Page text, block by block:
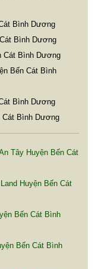
Bình Dương
Bình Dương
Cát Bình Dương
Bến Cát Bình
Bình Dương
Cát Bình Dương
Tây Huyện Bến Cát
Huyện Bến Cát
Bến Cát Bình
Bến Cát Bình